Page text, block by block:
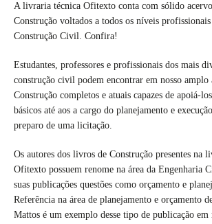
A livraria técnica Ofitexto conta com sólido
Construção voltados a todos os níveis profissionais
Construção Civil. Confira!
Estudantes, professores e profissionais dos mais
construção civil podem encontrar em nosso
Construção completos e atuais capazes de apoiá-
básicos até aos a cargo do planejamento e
preparo de uma licitação.
Os autores dos livros de Construção presentes na
Ofitexto possuem renome na área da Engenharia
suas publicações questões como orçamento e
Referência na área de planejamento e orçamento
Mattos é um exemplo desse tipo de publicação em